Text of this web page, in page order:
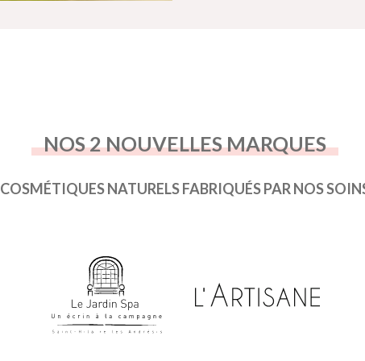
NOS 2 NOUVELLES MARQUES
COSMÉTIQUES NATURELS FABRIQUÉS PAR NOS